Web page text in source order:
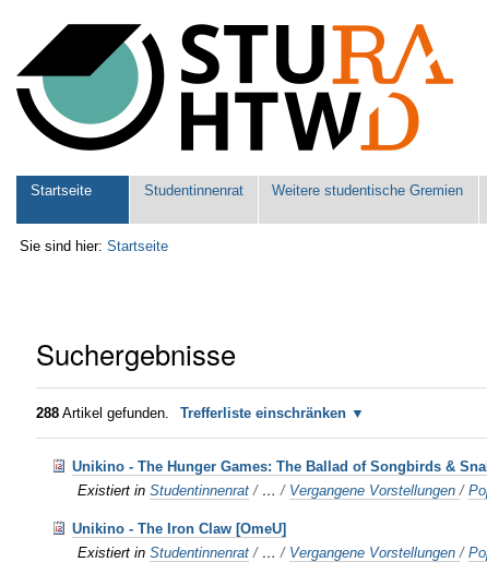
Werkzeuge
Sektionen
Startseite Studentinnenrat Weitere studentische Gremien
Sie sind hier: Startseite
Suchergebnisse
288 Artikel gefunden. Trefferliste einschränken
Unikino - The Hunger Games: The Ballad of Songbirds &
Existiert in Studentinnenrat / …/ Vergangene Vorstellungen/
Unikino - The Iron Claw [OmeU]
Existiert in Studentinnenrat / …/ Vergangene Vorstellungen/